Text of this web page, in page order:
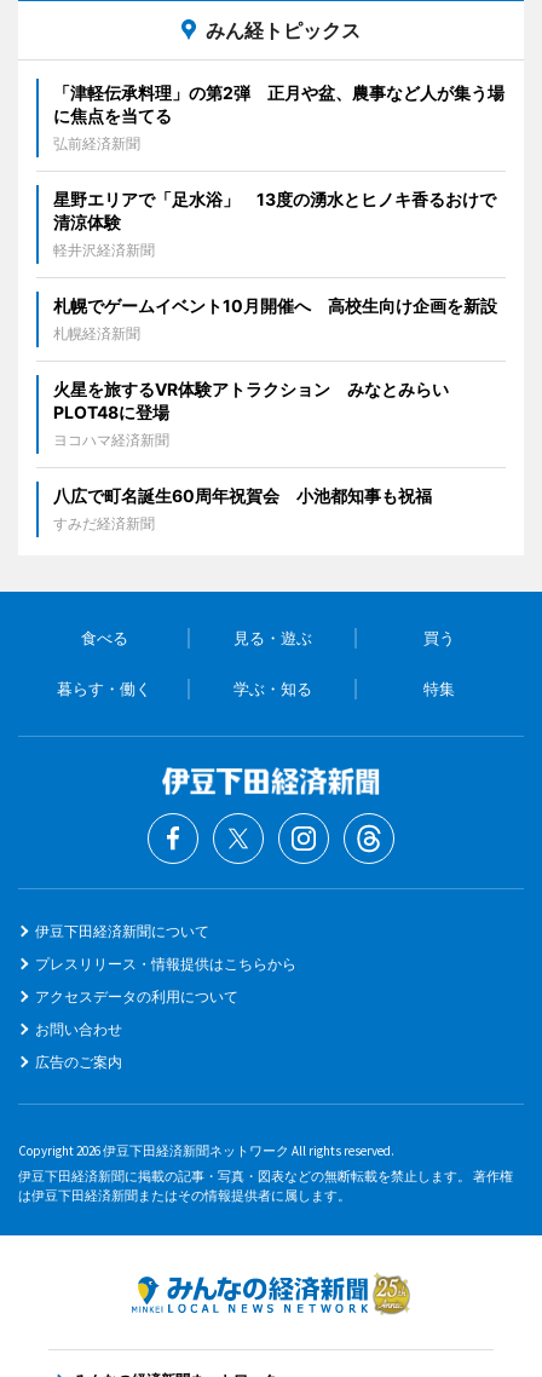
みん経トピックス
「津軽伝承料理」の第2弾 正月や盆、農事など人が集う場
に焦点を当てる
弘前経済新聞
星野エリアで「足水浴」 13度の湧水とヒノキ香るおけで
清涼体験
軽井沢経済新聞
札幌でゲームイベント10月開催へ 高校生向け企画を新設
札幌経済新聞
火星を旅するVR体験アトラクション みなとみらい
PLOT48に登場
ヨコハマ経済新聞
八広で町名誕生60周年祝賀会 小池都知事も祝福
すみだ経済新聞
食べる 見る・遊ぶ 買う
暮らす・働く 学ぶ・知る 特集
伊豆下田経済新聞について
プレスリリース・情報提供はこちらから
アクセスデータの利用について
お問い合わせ
広告のご案内
Copyright 2026 伊豆下田経済新聞ネットワーク All rights reserved.
伊豆下田経済新聞に掲載の記事・写真・図表などの無断転載を禁止します。 著作権
は伊豆下田経済新聞またはその情報提供者に属します。